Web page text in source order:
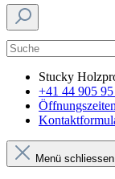
Stucky
+41 44 905
Öffnungszeiten
Menü schliessen